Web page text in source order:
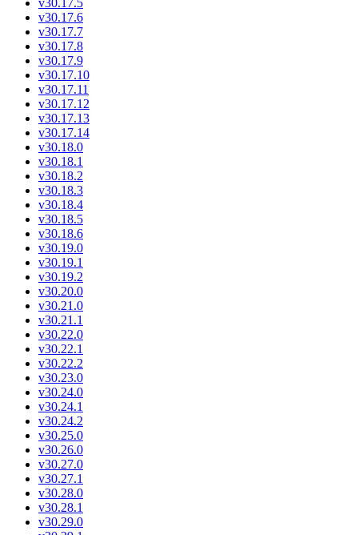
v30.17.6
v30.17.7
v30.17.8
v30.17.9
v30.17.10
v30.17.11
v30.17.12
v30.17.13
v30.17.14
v30.18.0
v30.18.1
v30.18.2
v30.18.3
v30.18.4
v30.18.5
v30.18.6
v30.19.0
v30.19.1
v30.19.2
v30.20.0
v30.21.0
v30.21.1
v30.22.0
v30.22.1
v30.22.2
v30.23.0
v30.24.0
v30.24.1
v30.24.2
v30.25.0
v30.26.0
v30.27.0
v30.27.1
v30.28.0
v30.28.1
v30.29.0